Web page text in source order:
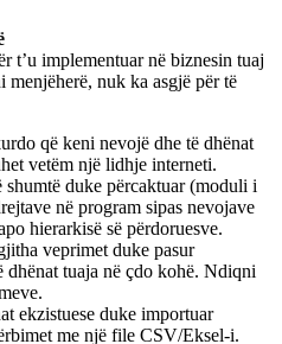
t’u implementuar në biznesin tuaj
nuk ka asgjë për të
që keni nevojë dhe të dhënat
vetëm një lidhje interneti.
duke përcaktuar (moduli i
në program sipas nevojave
hierarkisë së përdoruesve.
veprimet duke pasur
dhënat tuaja në çdo kohë. Ndiqni
ekzistuese duke importuar
me një file CSV/Eksel-i.